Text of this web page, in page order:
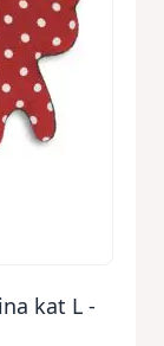
kat L -